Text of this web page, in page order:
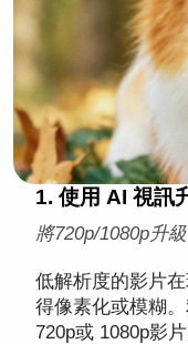
1. 使用 AI 視訊
將720p/1080p升
低解析度的影片
得像素化或模糊
720p或 1080p影